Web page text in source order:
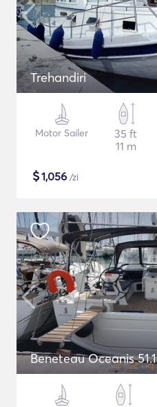
Trehandiri
Motor Sailer
35 ft
11 m
$1,056 /zi
Beneteau Oceanis 51.1